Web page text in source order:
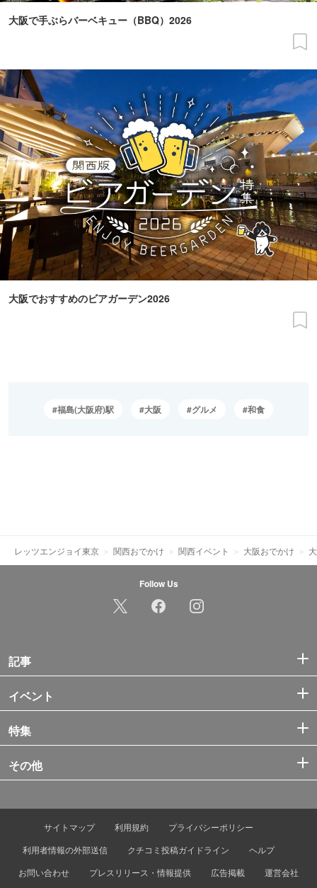
大阪で手ぶらバーベキュー（BBQ）2026
大阪でおすすめのビアガーデン2026
福島(大阪府)駅 大阪 グルメ 和食
レッツエンジョイ東京 関西おでかけ 関西イベント 大阪おでかけ
Follow Us
記事
イベント
特集
その他
サイトマップ 利用規約
プライバシーポリシー
利用者情報の外部送信
クチコミ投稿ガイドライン
ヘルプ
お問い合わせ
プレスリリース・情報提供 広告掲載 運営会社